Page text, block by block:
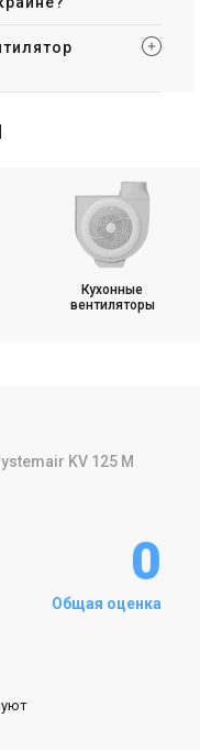
Кухонные
вентиляторы
KV 125 M
0
Общая оценка